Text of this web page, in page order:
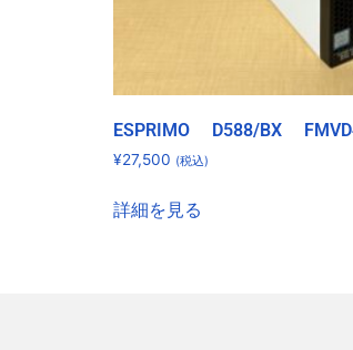
ESPRIMO D588/BX
¥27,500 (税込)
詳細を見る